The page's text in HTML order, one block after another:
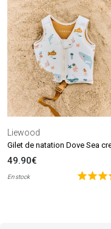
Liewood
49.90€
En stock